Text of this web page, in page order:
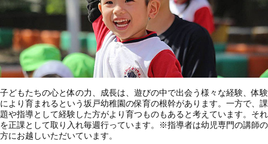
子どもたちの心と体の力、成長は、遊びの中で出会う様々な経験、体験
により育まれるという坂戸幼稚園の保育の根幹があります。一方で、課
題や指導として経験した方がより育つものもあると考えています。それ
を正課として取り入れ毎週行っています。※指導者は幼児専門の講師の
方にお越しいただいています。